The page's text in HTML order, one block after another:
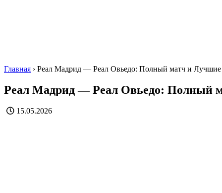
Главная › Реал Мадрид — Реал Овьедо: Полный матч и
Реал Мадрид — Реал Овьедо: Полный
15.05.2026